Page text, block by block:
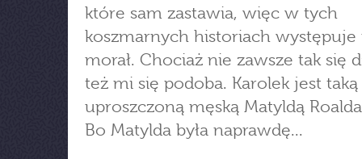
które sam zastawia, więc w tych
koszmarnych historiach
morał. Chociaż nie zawsze tak się
też mi się podoba. Karolek jest
uproszczoną męską Matyldą
Bo Matylda była naprawdę...